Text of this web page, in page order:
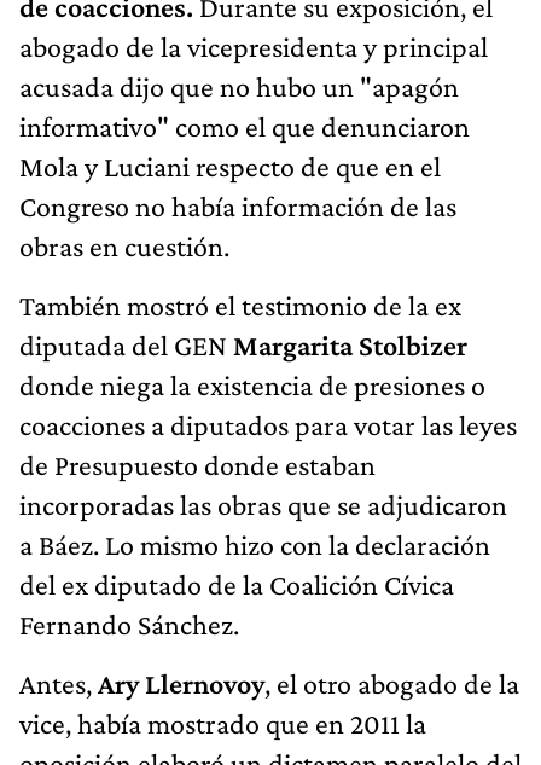
de coacciones. Durante su exposición, el
abogado de la vicepresidenta y principal
acusada dijo que no hubo un "apagón
informativo" como el que denunciaron
Mola y Luciani respecto de que en el
Congreso no había información de las
obras en cuestión.
También mostró el testimonio de la ex
diputada del GEN Margarita Stolbizer
donde niega la existencia de presiones o
coacciones a diputados para votar las leyes
de Presupuesto donde estaban
incorporadas las obras que se adjudicaron
a Báez. Lo mismo hizo con la declaración
del ex diputado de la Coalición Cívica
Fernando Sánchez.
Antes,Ary Llernovoy, el otro abogado de la
vice, había mostrado que en 2011 la